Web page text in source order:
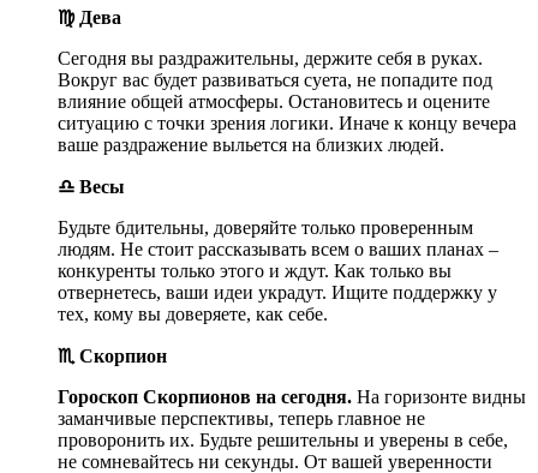
♍ Дева
Сегодня вы раздражительны, держите себя в руках.
Вокруг вас будет развиваться суета, не попадите под
влияние общей атмосферы. Остановитесь и оцените
ситуацию с точки зрения логики. Иначе к концу вечера
ваше раздражение выльется на близких людей.
♎ Весы
Будьте бдительны, доверяйте только проверенным
людям. Не стоит рассказывать всем о ваших планах –
конкуренты только этого и ждут. Как только вы
отвернетесь, ваши идеи украдут. Ищите поддержку у
тех, кому вы доверяете, как себе.
♏ Скорпион
Гороскоп Скорпионов на сегодня. На горизонте видны
заманчивые перспективы, теперь главное не
проворонить их. Будьте решительны и уверены в себе,
не сомневайтесь ни секунды. От вашей уверенности